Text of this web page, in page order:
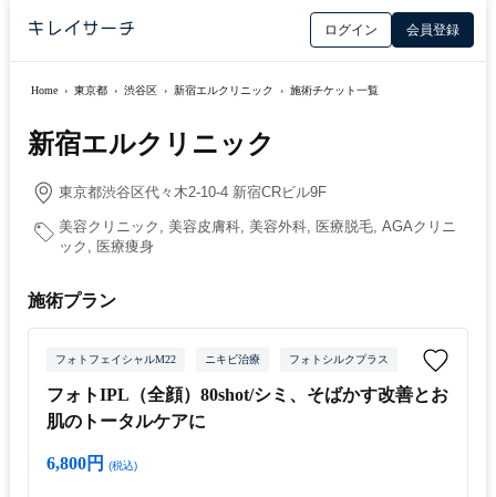
ログイン 会員登録
Home › 東京都 › 渋谷区 › 新宿エルクリニック › 施術チケット一覧
新宿エルクリニック
東京都渋谷区代々木2-10-4 新宿CRビル9F
美容クリニック, 美容皮膚科, 美容外科, 医療脱毛, AGAクリニ
ック, 医療痩身
施術プラン
フォトフェイシャルM22 ニキビ治療 フォトシルクプラス
フォトIPL（全顔）80shot/シミ、そばかす改善とお
肌のトータルケアに
6,800円 (税込)